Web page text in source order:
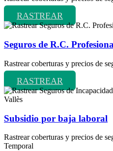
RASTREAR
Seguros de R.C.
Rastrear coberturas y precios de
RASTREAR
Subsidio por baja laboral
Rastrear coberturas y precios de
Temporal